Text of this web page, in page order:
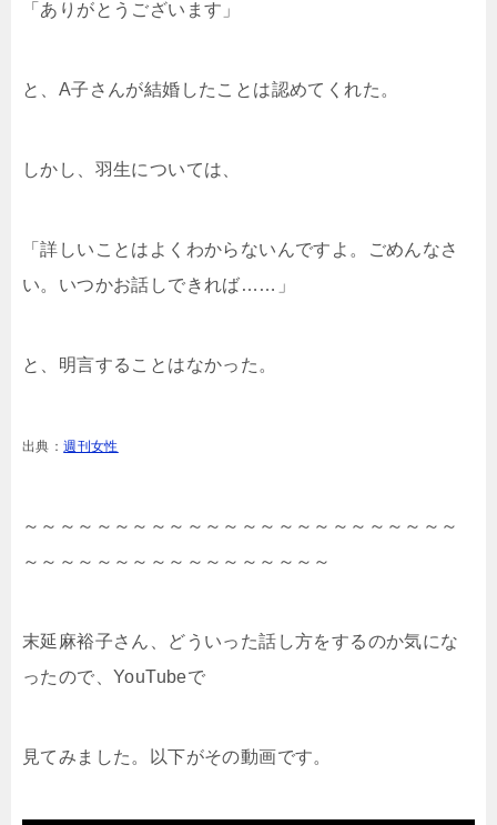
「ありがとうございます」
と、A子さんが結婚したことは認めてくれた。
しかし、羽生については、
「詳しいことはよくわからないんですよ。ごめんなさ
い。いつかお話しできれば……」
と、明言することはなかった。
出典：週刊女性
～～～～～～～～～～～～～～～～～～～～～～～～
～～～～～～～～～～～～～～～～～
末延麻裕子さん、どういった話し方をするのか気にな
ったので、YouTubeで
見てみました。以下がその動画です。